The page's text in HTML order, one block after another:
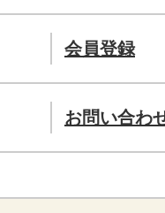
会員登録
お問い合わ